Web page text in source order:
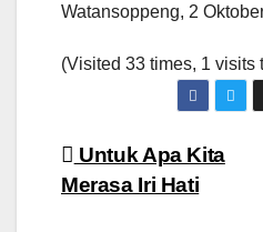
Watansoppeng, 2
(Visited 33 times, 1 visits
Navigasi
pos
Untuk Apa Kita
Merasa Iri Hati